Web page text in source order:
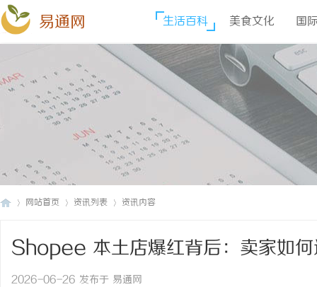
易通网 生活百科 美食文化 国
网站首页 资讯列表 资讯内容
Shopee 本土店爆红背后：卖家如
2026-06-26 发布于 易通网